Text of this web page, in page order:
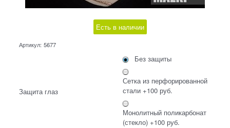
Есть в наличии
Артикул: 5677
Защита глаз
Без защиты
Сетка из перфорированной
стали +100 руб.
Монолитный поликарбонат
(стекло) +100 руб.